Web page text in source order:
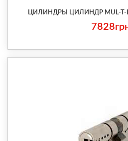
ЦИЛИНДРЫ ЦИЛИНДР MUL-T-